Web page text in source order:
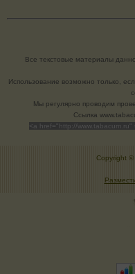
Все текстовые материалы
Использование возможно только,
Мы регулярно проводим
Cсылка
<a href="http://
Copyright